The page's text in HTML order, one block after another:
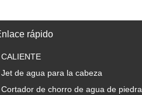
rápido
CALIENTE
Jet de agua para la cabeza
Cortador de chorro de agua de piedra